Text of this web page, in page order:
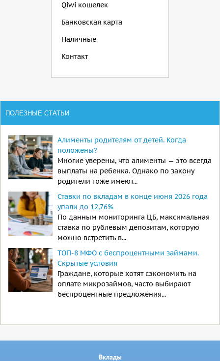
Qiwi кошелек
Банковская карта
Наличные
Контакт
ПОЛЕЗНЫЕ СТАТЬИ
Алименты родителям от детей. Когда
положены?
Многие уверены, что алименты — это всегда
выплаты на ребенка. Однако по закону
родители тоже имеют...
Ставки по вкладам в конце июня 2026 года
упали до 12,76%
По данным мониторинга ЦБ, максимальная
ставка по рублевым депозитам, которую
можно встретить в...
ТОП-8 МФО с беспроцентными займами.
Скрытые условия
Граждане, которые хотят сэкономить на
оплате микрозаймов, часто выбирают
беспроцентные предложения...
Вклады